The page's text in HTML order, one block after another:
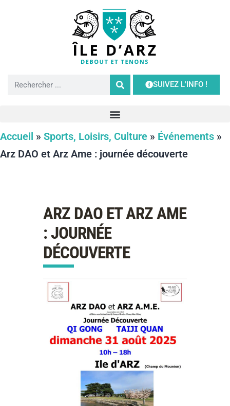
SUIVEZ L'INFO !
Accueil » Sports, Loisirs, Culture » Événements »
Arz DAO et Arz Ame : journée découverte
ARZ DAO ET ARZ AME
: JOURNÉE
DÉCOUVERTE